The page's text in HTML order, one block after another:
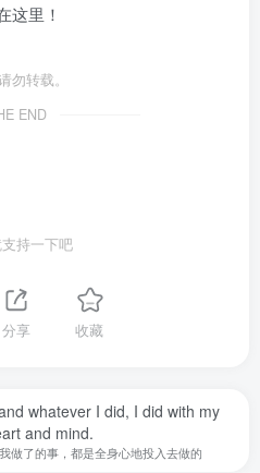
这里！
勿转载。
END
持一下吧
分享 收藏
whatever I did, I did with my
and mind.
做了的事，都是全身心地投入去做的